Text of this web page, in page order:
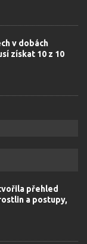
v dobách
získat 10 z 10
přehled
a postupy,